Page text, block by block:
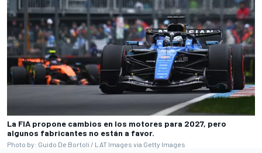
La FIA propone cambios en los motores para 2027, pero
algunos fabricantes no están a favor.
Photo by: Guido De Bortoli / LAT Images via Getty Images